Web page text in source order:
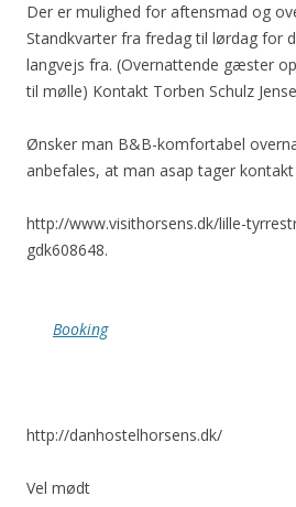
Der er mulighed for aftensmad og
Standkvarter fra fredag til lørdag for
langvejs fra. (Overnattende gæster
til mølle) Kontakt Torben Schulz
Ønsker man B&B-komfortabel
anbefales, at man asap tager kontakt
http://www.visithorsens.dk/lille-
gdk608648.
Booking
http://danhostelhorsens.dk/
Vel mødt